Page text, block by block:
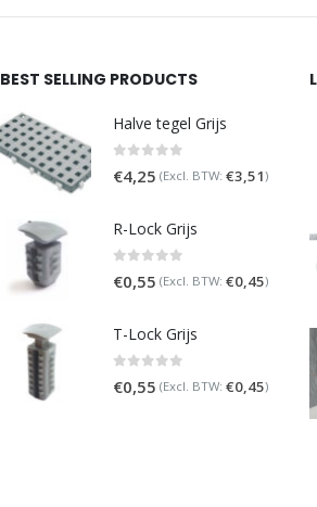
BEST SELLING PRODUCTS
Halve tegel Grijs
€4,25 (Excl. BTW: €3,51)
R-Lock Grijs
€0,55 (Excl. BTW: €0,45)
T-Lock Grijs
€0,55 (Excl. BTW: €0,45)